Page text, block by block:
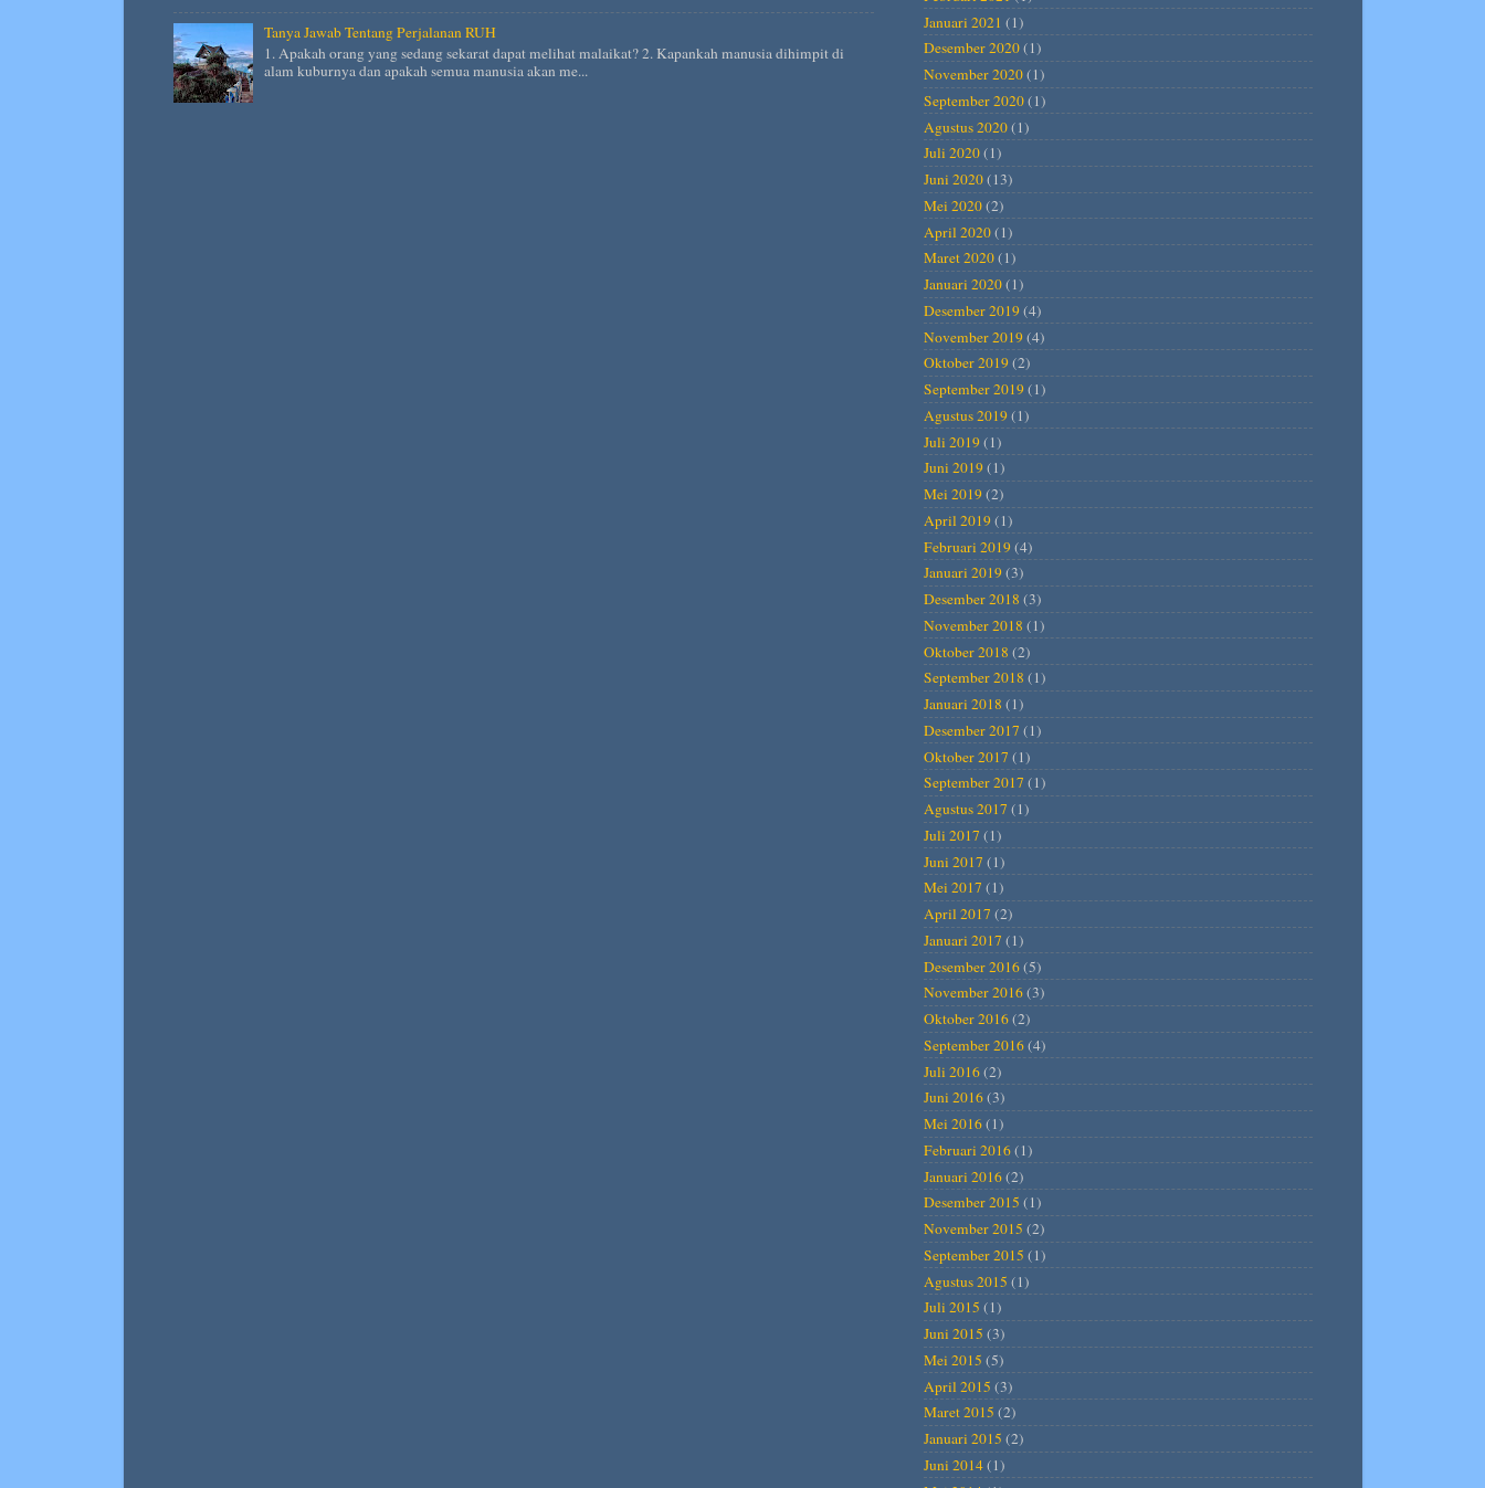
Tanya Jawab Tentang Perjalanan RUH
1. Apakah orang yang sedang sekarat dapat melihat malaikat? 2. Kapankah manusia dihimpit di
alam kuburnya dan apakah semua manusia akan me...
Januari 2021 (1)
Desember 2020(1)
November 2020(1)
September 2020(1)
Agustus 2020(1)
Juli 2020(1)
Juni 2020(13)
Mei 2020(2)
April 2020(1)
Maret 2020(1)
Januari 2020(1)
Desember 2019(4)
November 2019(4)
Oktober 2019(2)
September 2019(1)
Agustus 2019(1)
Juli 2019(1)
Juni 2019(1)
Mei 2019(2)
April 2019(1)
Februari 2019(4)
Januari 2019(3)
Desember 2018 (3)
November 2018 (1)
Oktober 2018 (2)
September 2018 (1)
Januari 2018 (1)
Desember 2017 (1)
Oktober 2017 (1)
September 2017 (1)
Agustus 2017 (1)
Juli 2017 (1)
Juni 2017 (1)
Mei 2017 (1)
April 2017 (2)
Januari 2017 (1)
Desember 2016(5)
November 2016(3)
Oktober 2016(2)
September 2016(4)
Juli 2016(2)
Juni 2016(3)
Mei 2016(1)
Februari 2016(1)
Januari 2016(2)
Desember 2015 (1)
November 2015 (2)
September 2015 (1)
Agustus 2015 (1)
Juli 2015 (1)
Juni 2015 (3)
Mei 2015 (5)
April 2015 (3)
Maret 2015 (2)
Januari 2015 (2)
Juni 2014(1)